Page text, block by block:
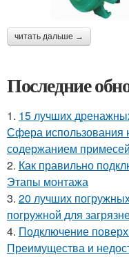
читать дальше →
Последние
1. 15 лучших
Сфера использования
содержанием примесей
2. Как правильно
Этапы монтажа
3. 20 лучших
погружной для
4. Подключение
Преимущества и